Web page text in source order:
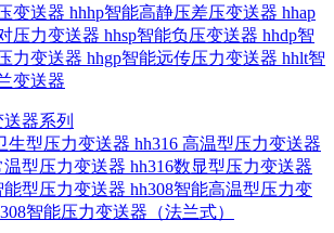
变送器 hhhp智能高静压差压变送器 hhap
压力变送器 hhsp智能负压变送器 hhdp智
力变送器 hhgp智能远传压力变送器 hhlt智
变送器
器系列
生型压力变送器 hh316 高温型压力变送器
温型压力变送器 hh316数显型压力变送器
能型压力变送器 hh308智能高温型压力变
智能压力变送器（法兰式）